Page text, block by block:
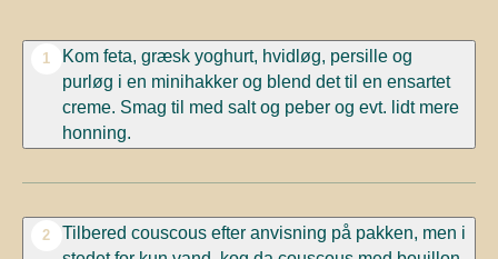
1
Kom feta, græsk yoghurt, hvidløg, persille og
purløg i en minihakker og blend det til en ensartet
creme. Smag til med salt og peber og evt. lidt mere
honning.
2
Tilbered couscous efter anvisning på pakken, men i